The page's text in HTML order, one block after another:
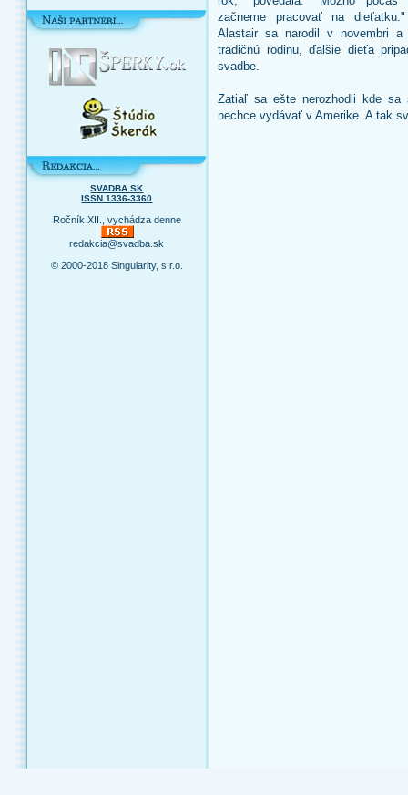
SVADBA.SK
ISSN 1336-3360
Ročník XII., vychádza denne
redakcia@svadba.sk
© 2000-2018 Singularity, s.r.o.
začneme pracovať na
Alastair sa narodil v novembri
tradičnú rodinu, ďalšie dieťa
svadbe.
Zatiaľ sa ešte nerozhodli kde
nechce vydávať v Amerike. A tak